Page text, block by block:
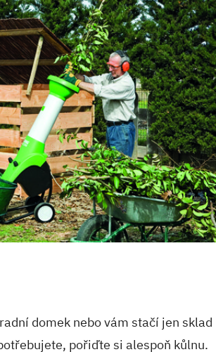
domek nebo vám stačí jen sklad
pořiďte si alespoň kůlnu.